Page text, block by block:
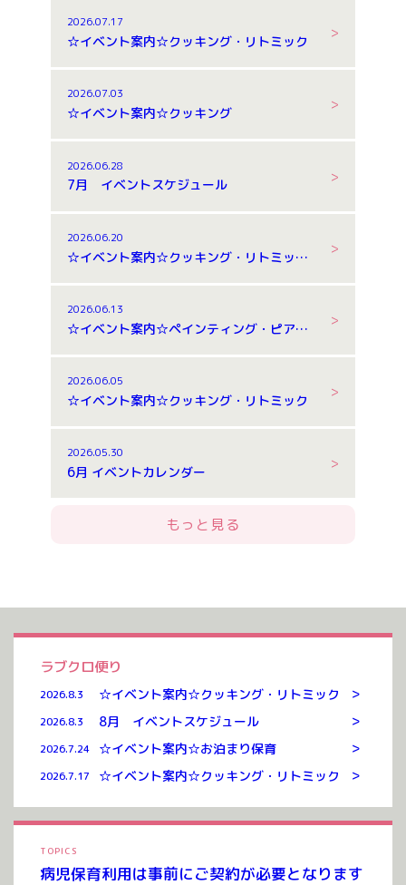
2026.07.17
☆イベント案内☆クッキング・リトミック
2026.07.03
☆イベント案内☆クッキング
2026.06.28
7月 イベントスケジュール
2026.06.20
☆イベント案内☆クッキング・リトミック・お泊まり保育
2026.06.13
☆イベント案内☆ペインティング・ピアノ体験
2026.06.05
☆イベント案内☆クッキング・リトミック
2026.05.30
6月 イベントカレンダー
もっと見る
TOPICS
病児保育利用は事前にご契約が必要となります
ラブクロ便り
2026.8.3 ☆イベント案内☆クッキング・リトミック >
2026.8.3 8月 イベントスケジュール >
2026.7.24 ☆イベント案内☆お泊まり保育 >
2026.7.17 ☆イベント案内☆クッキング・リトミック >